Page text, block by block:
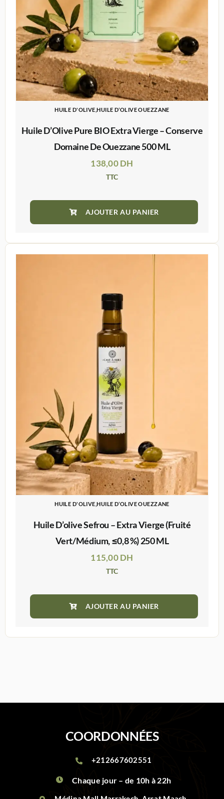
HUILE D'OLIVE,HUILE D’OLIVE OUEZZANE
Huile D’Olive Pure BIO Extra Vierge – Conserve
Domaine De Ouezzane 500 ML
138,00DH
TTC
HUILE D'OLIVE,HUILE D’OLIVE OUEZZANE
Huile D’olive Sefrou – Extra Vierge (fruité
Vert/médium, ≤0,8 %) 250 ML
115,00DH
TTC
COORDONNÉES
+212667602551
Chaque jour – de 10h à 22h